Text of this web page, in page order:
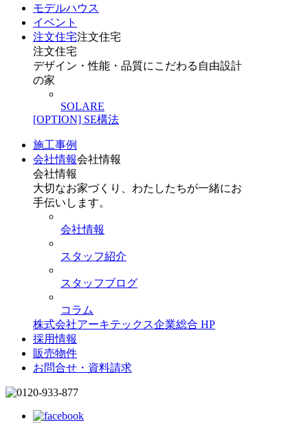
モデルハウス
イベント
注文住宅注文住宅
注文住宅
デザイン・性能・品質にこだわる自由設計
の家
SOLARE
[OPTION] SE構法
施工事例
会社情報会社情報
会社情報
大切なお家づくり、わたしたちが一緒にお
手伝いします。
会社情報
スタッフ紹介
スタッフブログ
コラム
株式会社アーキテックス企業総合 HP
採用情報
販売物件
お問合せ・資料請求